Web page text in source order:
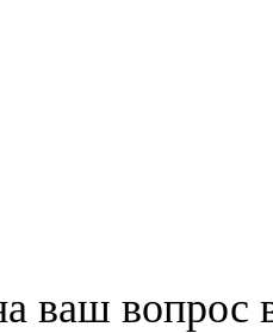
ваш вопрос